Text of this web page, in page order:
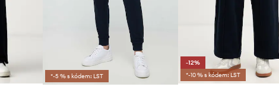
*-5 % s kódem: LST
-12%
*-10 % s kódem: LST